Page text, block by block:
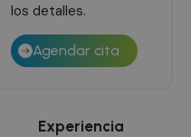
los detalles.
Agendar cita
Experiencia